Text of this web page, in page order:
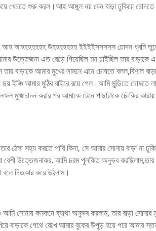
খেচতে শুরু করল।আহ আঙ্গুল নয় যেন বাড়া ঢুকিয়ে
আহহহহহহহ উহহহহহহহ ইইইইসসসসস চোদন ধ্বনি তুলে
এত বেড়ে গিয়েছিল মন চাইছিল তার বাড়াকে এ
তার বাড়াকে আমার মুখের সামনে এনে চোষতে বলল,বিশাল
ইঞ্চি আমার মুঠির বাইরে রয়ে গেল।আমি মুন্ডিতে চোষতে
মুখচোদন করার পর আমাকে টেনে পাছাটাকে চৌকির
ঠেলা সহ্য করতে পারি কিনা, সে আমার সোনায় বাড়া না
উত্তেজনাকর, আমি চরম পুলকিত অনুভব
বলে চিতকার করে উঠলাম।
সোনায় কনকনে ব্যাথা অনুভব করলাম, তার বাড়া সোনার
বাড়াকে গেথে রেখে আমার বুকের উপুড় হয়ে পরে আমার